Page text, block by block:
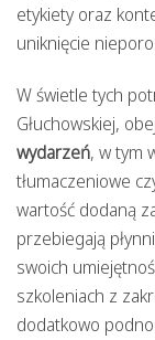
etykiety oraz
uniknięcie
W świetle tych
Głuchowskiej,
wydarzeń, w tym
tłumaczeniowe
wartość dodaną
przebiegają
swoich
szkoleniach z
dodatkowo